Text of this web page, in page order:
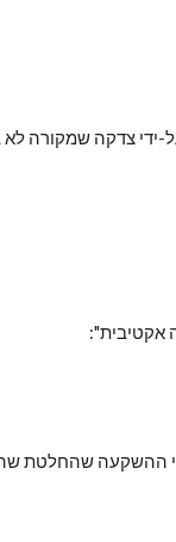
ידי צדקה שמקורה
אקטיבית":
ההשקעה שהחלטת